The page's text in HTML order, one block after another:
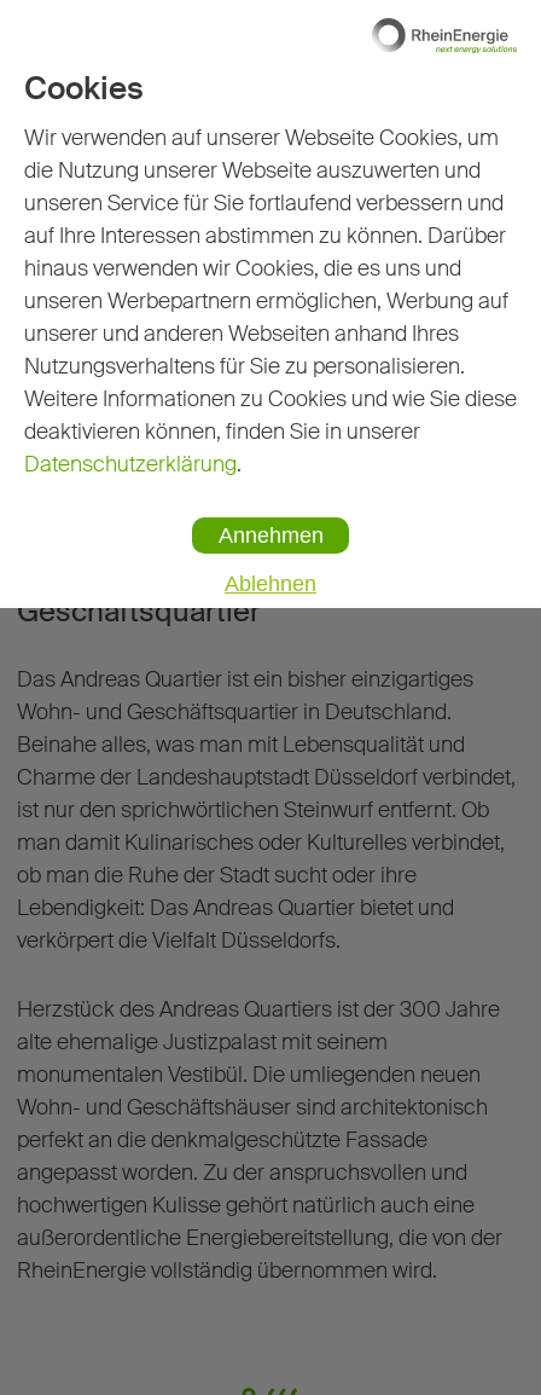
Cookies
Wir verwenden auf unserer Webseite Cookies, um
die Nutzung unserer Webseite auszuwerten und
unseren Service für Sie fortlaufend verbessern und
auf Ihre Interessen abstimmen zu können. Darüber
hinaus verwenden wir Cookies, die es uns und
unseren Werbepartnern ermöglichen, Werbung auf
unserer und anderen Webseiten anhand Ihres
Nutzungsverhaltens für Sie zu personalisieren.
Weitere Informationen zu Cookies und wie Sie diese
deaktivieren können, finden Sie in unserer
Datenschutzerklärung.
Annehmen
Ablehnen
Andreas Quartier, Düsseldorf
Unnachahmliches Wohn- und
Geschäftsquartier
Das Andreas Quartier ist ein bisher einzigartiges
Wohn- und Geschäftsquartier in Deutschland.
Beinahe alles, was man mit Lebensqualität und
Charme der Landeshauptstadt Düsseldorf verbindet,
ist nur den sprichwörtlichen Steinwurf entfernt. Ob
man damit Kulinarisches oder Kulturelles verbindet,
ob man die Ruhe der Stadt sucht oder ihre
Lebendigkeit: Das Andreas Quartier bietet und
verkörpert die Vielfalt Düsseldorfs.
Herzstück des Andreas Quartiers ist der 300 Jahre
alte ehemalige Justizpalast mit seinem
monumentalen Vestibül. Die umliegenden neuen
Wohn- und Geschäftshäuser sind architektonisch
perfekt an die denkmalgeschützte Fassade
angepasst worden. Zu der anspruchsvollen und
hochwertigen Kulisse gehört natürlich auch eine
außerordentliche Energiebereitstellung, die von der
RheinEnergie vollständig übernommen wird.